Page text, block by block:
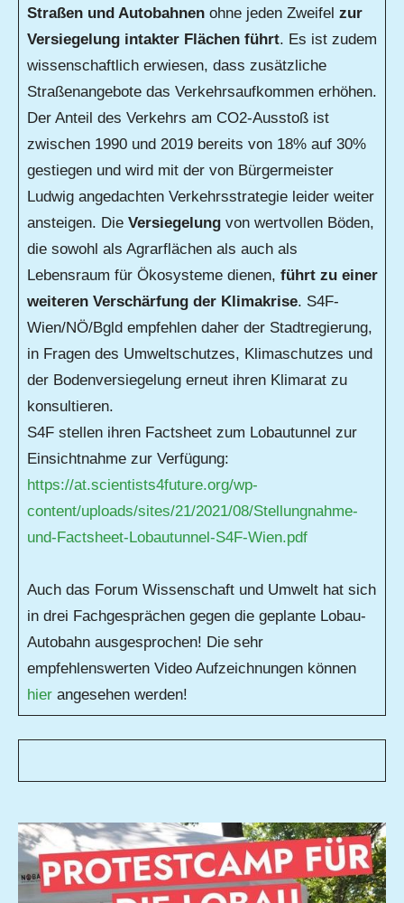
Straßen und Autobahnenohne jeden Zweifel zur
Versiegelung intakter Flächen führt. Es ist zudem
wissenschaftlich erwiesen, dass zusätzliche
Straßenangebote das Verkehrsaufkommen erhöhen.
Der Anteil des Verkehrs am CO2-Ausstoß ist
zwischen 1990 und 2019 bereits von 18% auf 30%
gestiegen und wird mit der von Bürgermeister
Ludwig angedachten Verkehrsstrategie leider weiter
ansteigen. Die Versiegelungvon wertvollen Böden,
die sowohl als Agrarflächen als auch als
Lebensraum für Ökosysteme dienen, führt zu einer
weiteren Verschärfung der Klimakrise. S4F-
Wien/NÖ/Bgld empfehlen daher der Stadtregierung,
in Fragen des Umweltschutzes, Klimaschutzes und
der Bodenversiegelung erneut ihren Klimarat zu
konsultieren.
S4F stellen ihren Factsheet zum Lobautunnel zur
Einsichtnahme zur Verfügung:
https://at.scientists4future.org/wp-
content/uploads/sites/21/2021/08/Stellungnahme-
und-Factsheet-Lobautunnel-S4F-Wien.pdf
Auch das Forum Wissenschaft und Umwelt hat sich
in drei Fachgesprächen gegen die geplante Lobau-
Autobahn ausgesprochen! Die sehr
empfehlenswerten Video Aufzeichnungen können
hier angesehen werden!